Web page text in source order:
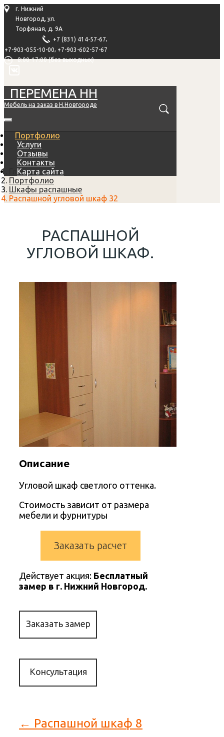
г. Нижний
Новгород, ул.
Торфяная, д. 9А
+7 (831) 414-57-67,
+7-903-055-10-00, +7-903-602-57-67
8:00-17:00 (без выходных)
ПЕРЕМЕНА НН
Мебель на заказ в Н.Новгороде
Портфолио
Услуги
Отзывы
Контакты
Карта сайта
Главная
Портфолио
Шкафы распашные
Распашной угловой шкаф 32
РАСПАШНОЙ
УГЛОВОЙ ШКАФ.
Описание
Угловой шкаф светлого оттенка.
Стоимость зависит от размера
мебели и фурнитуры
Заказать расчет
Действует акция: Бесплатный
замер в г. Нижний Новгород.
Заказать замер
Консультация
← Распашной шкаф 8